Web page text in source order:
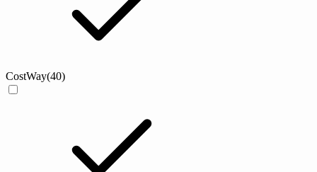
CostWay(40)